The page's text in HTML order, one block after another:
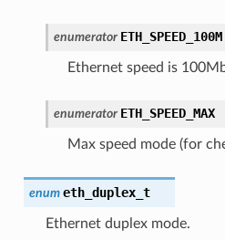
enumerator ETH_SPEED_100M
Ethernet speed is
enumerator ETH_SPEED_MAX
Max speed mode (for
enum eth_duplex_t
Ethernet duplex mode.